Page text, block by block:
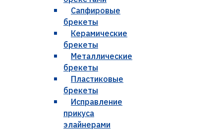
Сапфировые
брекеты
Керамические
брекеты
Металлические
брекеты
Пластиковые
брекеты
Исправление
прикуса
элайнерами